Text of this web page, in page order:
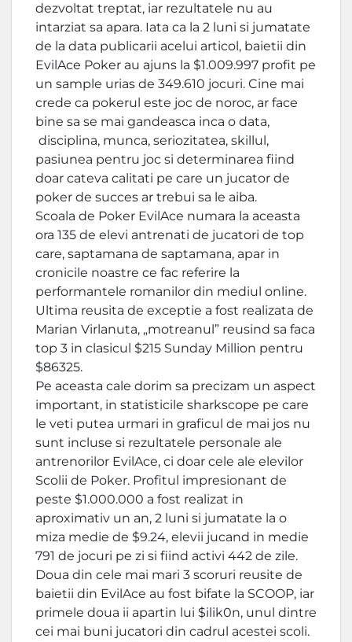
dezvoltat treptat, iar rezultatele nu au
intarziat sa apara. Iata ca la 2 luni si jumatate
de la data publicarii acelui articol, baietii din
EvilAce Poker au ajuns la $1.009.997 profit pe
un sample urias de 349.610 jocuri. Cine mai
crede ca pokerul este joc de noroc, ar face
bine sa se mai gandeasca inca o data,
disciplina, munca, seriozitatea, skillul,
pasiunea pentru joc si determinarea fiind
doar cateva calitati pe care un jucator de
poker de succes ar trebui sa le aiba.
Scoala de Poker EvilAce numara la aceasta
ora 135 de elevi antrenati de jucatori de top
care, saptamana de saptamana, apar in
cronicile noastre ce fac referire la
performantele romanilor din mediul online.
Ultima reusita de exceptie a fost realizata de
Marian Virlanuta, „motreanul” reusind sa faca
top 3 in clasicul $215 Sunday Million pentru
$86325.
Pe aceasta cale dorim sa precizam un aspect
important, in statisticile sharkscope pe care
le veti putea urmari in graficul de mai jos nu
sunt incluse si rezultatele personale ale
antrenorilor EvilAce, ci doar cele ale elevilor
Scolii de Poker. Profitul impresionant de
peste $1.000.000 a fost realizat in
aproximativ un an, 2 luni si jumatate la o
miza medie de $9.24, elevii jucand in medie
791 de jocuri pe zi si fiind activi 442 de zile.
Doua din cele mai mari 3 scoruri reusite de
baietii din EvilAce au fost bifate la SCOOP, iar
primele doua ii apartin lui $ilik0n, unul dintre
cei mai buni jucatori din cadrul acestei scoli.